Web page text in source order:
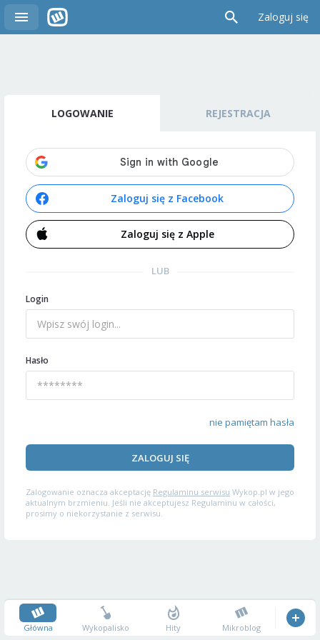
Zaloguj się
LOGOWANIE REJESTRACJA
Zaloguj się z Facebook
Zaloguj się z Apple
LUB
Login
Hasło
nie pamiętam hasła
ZALOGUJ SIĘ
Zalogowanie oznacza akceptację Regulaminu serwisu Wykop.pl w jego
aktualnym brzmieniu. Jeśli nie akceptujesz Regulaminu w całości,
prosimy o niekorzystanie z serwisu.
Główna Wykopalisko Hity Mikroblog